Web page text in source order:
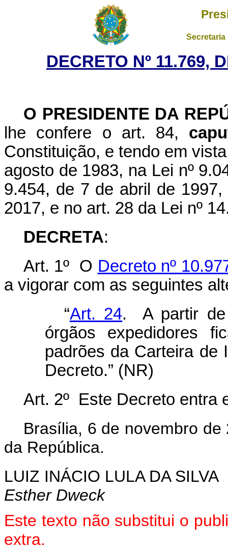
DECRETO Nº 11.769,
O PRESIDENTE DA
lhe confere o art. 84,
Constituição, e tendo em
agosto de 1983, na Lei nº
9.454, de 7 de abril de
2017, e no art. 28 da Lei nº
DECRETA:
Art. 1º O Decreto nº
a vigorar com as seguintes
“Art. 24. A partir de
órgãos expedidores
padrões da Carteira de
Decreto.” (NR)
Art. 2º Este Decreto entra
Brasília, 6 de novembro de
da República.
LUIZ INÁCIO LULA DA SILVA
Esther Dweck
Este texto não substitui o
extra.